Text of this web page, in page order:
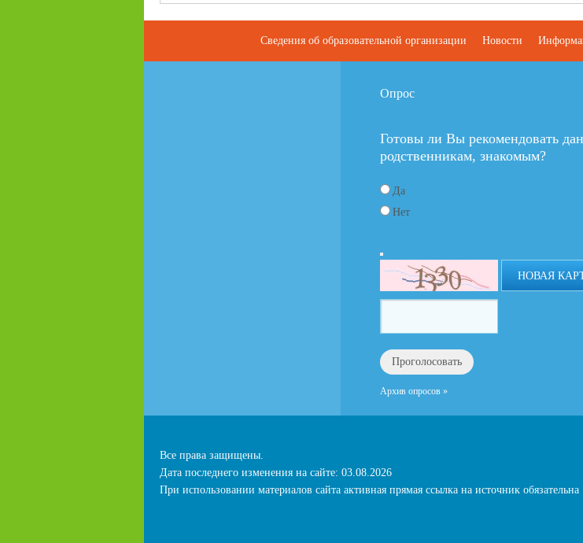
Сведения об образовательной организации Новости
Опрос
Готовы ли Вы рекомендовать
родственникам, знакомым?
Да
Нет
НОВАЯ
Архив опросов »
Все права защищены.
Дата последнего изменения на сайте: 03.08.2026
При использовании материалов сайта активная прямая ссылка на источник обязательна